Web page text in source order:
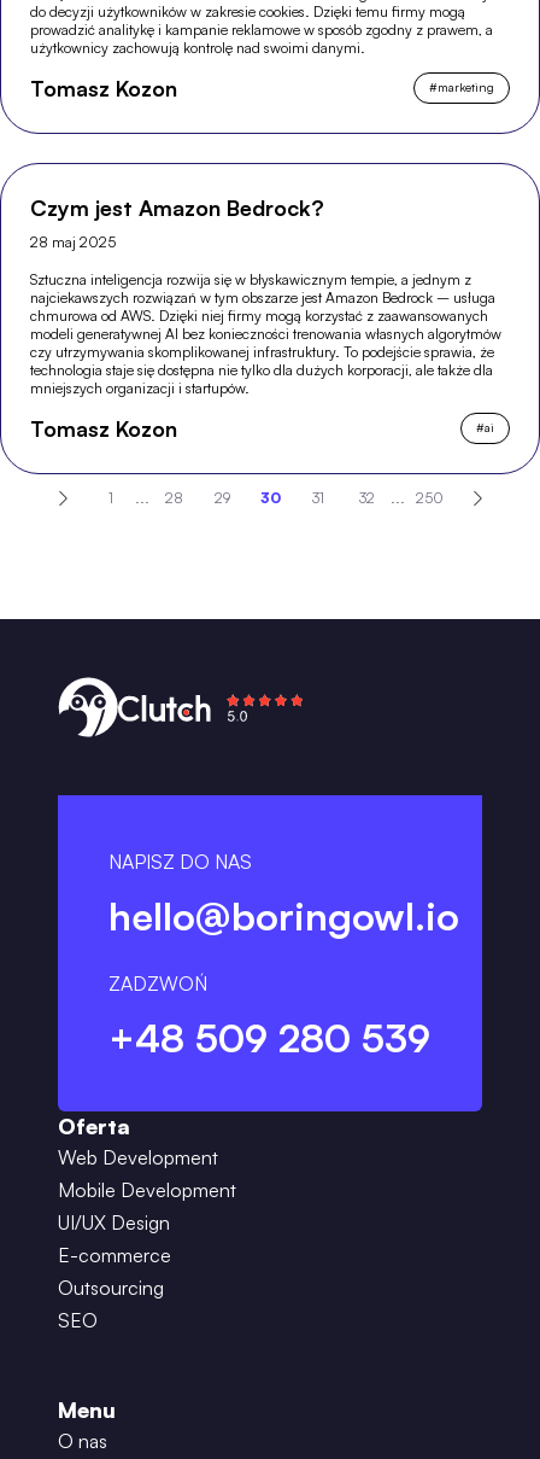
do decyzji użytkowników w zakresie cookies. Dzięki temu firmy mogą
prowadzić analitykę i kampanie reklamowe w sposób zgodny z prawem, a
użytkownicy zachowują kontrolę nad swoimi danymi.
Tomasz Kozon #marketing
Czym jest Amazon Bedrock?
28 maj 2025
Sztuczna inteligencja rozwija się w błyskawicznym tempie, a jednym z
najciekawszych rozwiązań w tym obszarze jest Amazon Bedrock – usługa
chmurowa od AWS. Dzięki niej firmy mogą korzystać z zaawansowanych
modeli generatywnej AI bez konieczności trenowania własnych algorytmów
czy utrzymywania skomplikowanej infrastruktury. To podejście sprawia, że
technologia staje się dostępna nie tylko dla dużych korporacji, ale także dla
mniejszych organizacji i startupów.
Tomasz Kozon #ai
1 ... 28 29 30 31 32 ... 250
NAPISZ DO NAS
hello@boringowl.io
ZADZWOŃ
+48 509 280 539
Oferta
Web Development
Mobile Development
UI/UX Design
E-commerce
Outsourcing
SEO
Menu
O nas